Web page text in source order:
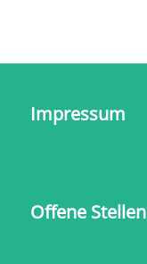
Impressum
Offene Stellen